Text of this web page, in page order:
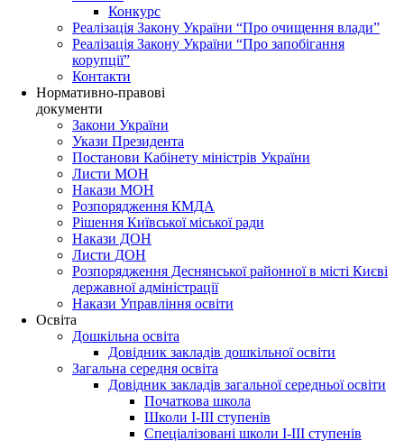
Конкурс
Реалізація Закону України “Про очищення влади”
Реалізація Закону України “Про запобігання
корупції”
Контакти
Нормативно-правові
документи
Закони України
Укази Президента
Постанови Кабінету міністрів України
Листи МОН
Накази МОН
Розпорядження КМДА
Рішення Київської міської ради
Накази ДОН
Листи ДОН
Розпорядження Деснянської районної в місті Києві
державної адміністрації
Накази Управління освіти
Освіта
Дошкільна освіта
Довідник закладів дошкільної освіти
Загальна середня освіта
Довідник закладів загальної середньої освіти
Початкова школа
Школи І-ІІІ ступенів
Спеціалізовані школи І-ІІІ ступенів